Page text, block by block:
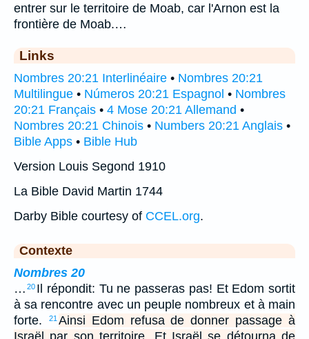
entrer sur le territoire de Moab, car l'Arnon est la
frontière de Moab.…
Links
Nombres 20:21 Interlinéaire • Nombres 20:21
Multilingue • Números 20:21 Espagnol • Nombres
20:21 Français • 4 Mose 20:21 Allemand •
Nombres 20:21 Chinois • Numbers 20:21 Anglais •
Bible Apps • Bible Hub
Version Louis Segond 1910
La Bible David Martin 1744
Darby Bible courtesy of CCEL.org.
Contexte
Nombres 20
… 20 Il répondit: Tu ne passeras pas! Et Edom sortit
à sa rencontre avec un peuple nombreux et à main
forte.
21 Ainsi Edom refusa de donner passage à
Israël par son territoire. Et Israël se détourna de